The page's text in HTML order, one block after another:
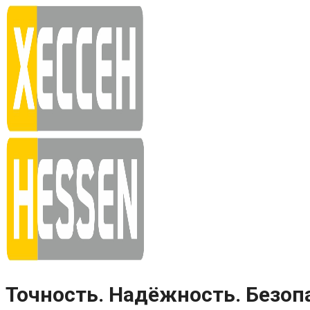
Skip
to
content
Точность. Надёжность.